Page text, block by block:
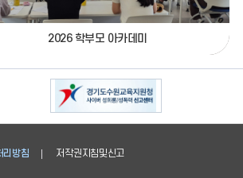
2026 학부모 아카데미
리방침 저작권지침및신고